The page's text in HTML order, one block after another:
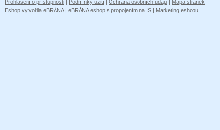
Prohlášení o přístupnosti | Podmínky užití | Ochrana osobních údajů | Mapa stránek
Eshop vytvořila eBRÁNA| eBRÁNA eshop s propojením na IS | Marketing eshopu